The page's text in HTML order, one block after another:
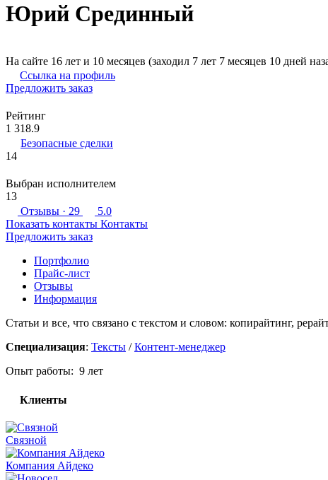
Юрий Срединный
На сайте 16 лет и 10 месяцев (заходил 7 лет 7 месяцев 10 дней
Ссылка на профиль
Предложить заказ
Рейтинг
1 318.9
Безопасные сделки
14
Выбран исполнителем
13
Отзывы · 29
5.0
Показать контакты Контакты
Предложить заказ
Портфолио
Прайс-лист
Отзывы
Информация
Статьи и все, что связано с текстом и словом: копирайтинг,
Специализация: Тексты /Контент-менеджер
Опыт работы: 9 лет
Клиенты
Связной
Компания Айдеко